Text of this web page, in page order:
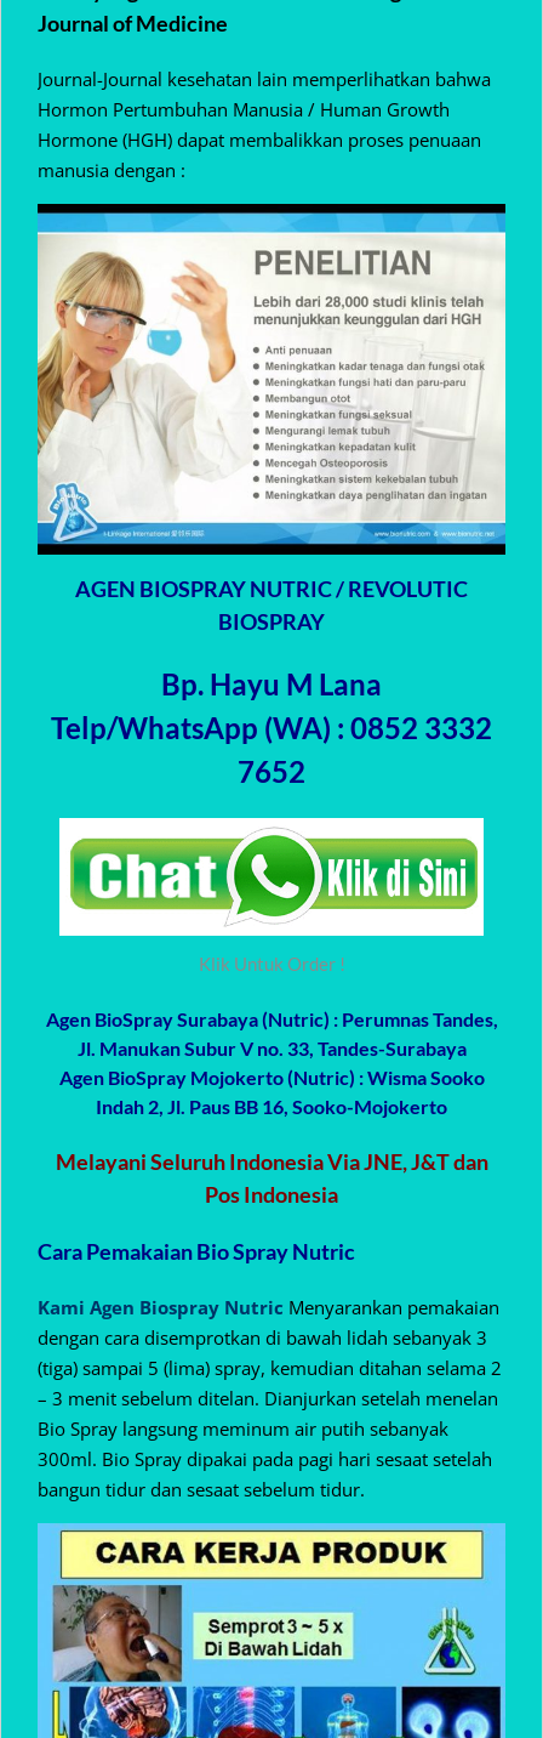
Journal of Medicine
Journal-Journal kesehatan lain memperlihatkan bahwa
Hormon Pertumbuhan Manusia / Human Growth
Hormone (HGH) dapat membalikkan proses penuaan
manusia dengan :
AGEN BIOSPRAY NUTRIC / REVOLUTIC
BIOSPRAY
Bp. Hayu M Lana
Telp/WhatsApp (WA) : 0852 3332
7652
Klik Untuk Order !
Agen BioSpray Surabaya (Nutric) : Perumnas Tandes,
Jl. Manukan Subur V no. 33, Tandes-Surabaya
Agen BioSpray Mojokerto (Nutric) : Wisma Sooko
Indah 2, Jl. Paus BB 16, Sooko-Mojokerto
Melayani Seluruh Indonesia Via JNE, J&T dan
Pos Indonesia
Cara Pemakaian Bio Spray Nutric
Kami Agen Biospray Nutric Menyarankan pemakaian
dengan cara disemprotkan di bawah lidah sebanyak 3
(tiga) sampai 5 (lima) spray, kemudian ditahan selama 2
– 3 menit sebelum ditelan. Dianjurkan setelah menelan
Bio Spray langsung meminum air putih sebanyak
300ml. Bio Spray dipakai pada pagi hari sesaat setelah
bangun tidur dan sesaat sebelum tidur.